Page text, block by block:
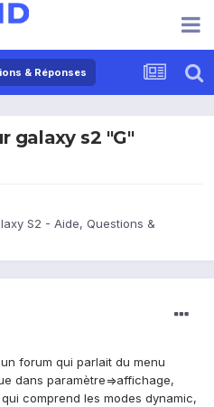
& Réponses
galaxy s2 "G"
S2 - Aide, Questions &
forum qui parlait du menu
dans paramètre=>affichage,
comprend les modes dynamic,